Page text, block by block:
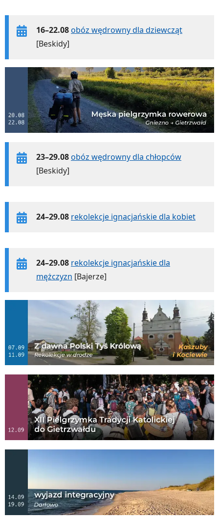
16–22.08obóz wędrowny dla dziewcząt
[Beskidy]
23–29.08obóz wędrowny dla chłopców
[Beskidy]
24–29.08 rekolekcje ignacjańskie dla kobiet
24–29.08 rekolekcje ignacjańskie dla
mężczyzn [Bajerze]